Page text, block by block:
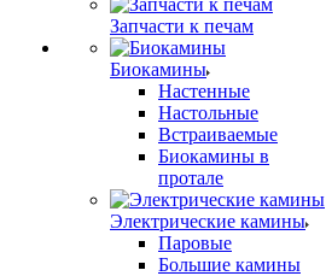
Запчасти к печам
Биокамины
Настенные
Настольные
Встраиваемые
Биокамины в
протале
Электрические камины
Паровые
Большие камины